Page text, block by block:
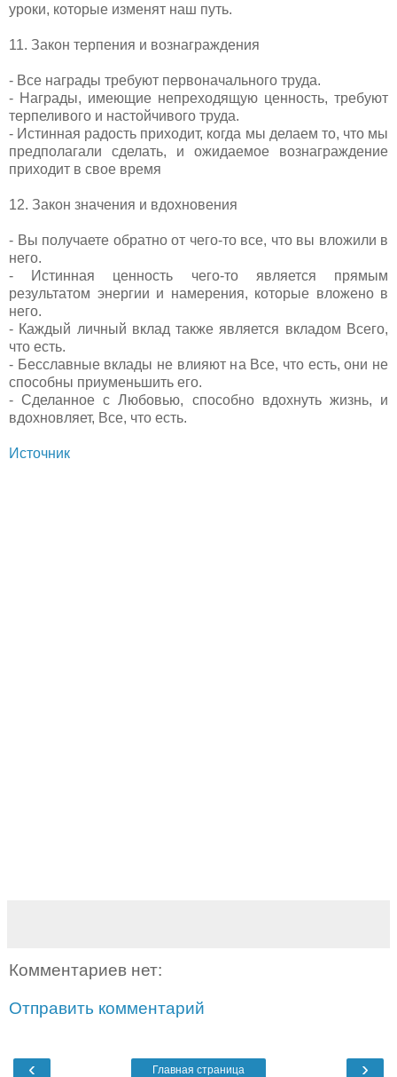
уроки, которые изменят наш путь.
11. Закон терпения и вознаграждения
- Все награды требуют первоначального труда.
- Награды, имеющие непреходящую ценность, требуют
терпеливого и настойчивого труда.
- Истинная радость приходит, когда мы делаем то, что мы
предполагали сделать, и ожидаемое вознаграждение
приходит в свое время
12. Закон значения и вдохновения
- Вы получаете обратно от чего-то все, что вы вложили в
него.
- Истинная ценность чего-то является прямым
результатом энергии и намерения, которые вложено в
него.
- Каждый личный вклад также является вкладом Всего,
что есть.
- Бесславные вклады не влияют на Все, что есть, они не
способны приуменьшить его.
- Сделанное с Любовью, способно вдохнуть жизнь, и
вдохновляет, Все, что есть.
Источник
Комментариев нет:
Отправить комментарий
‹ ›
Главная страница